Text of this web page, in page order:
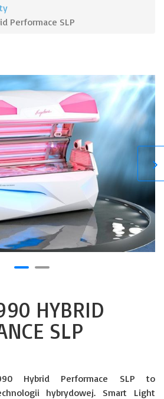
Performace SLP
HYBRID
SLP
Hybrid Performace SLP to
hybrydowej. Smart Light